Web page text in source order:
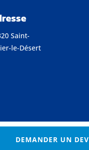
Saint-
le-Désert
DEMANDER UN